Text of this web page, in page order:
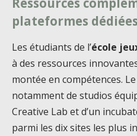
plateformes dédiées
Les étudiants de l’école
à des ressources
montée en compétences.
notamment de studios
Creative Lab et d’un
parmi les dix sites les plus